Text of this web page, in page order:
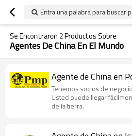
Entra una palabra para buscar
Se Encontraron 2Productos Sobre
Agentes De China En El Mundo
Agente de China en
Tenemos socios de
Usted puede llegar
de la tierra.